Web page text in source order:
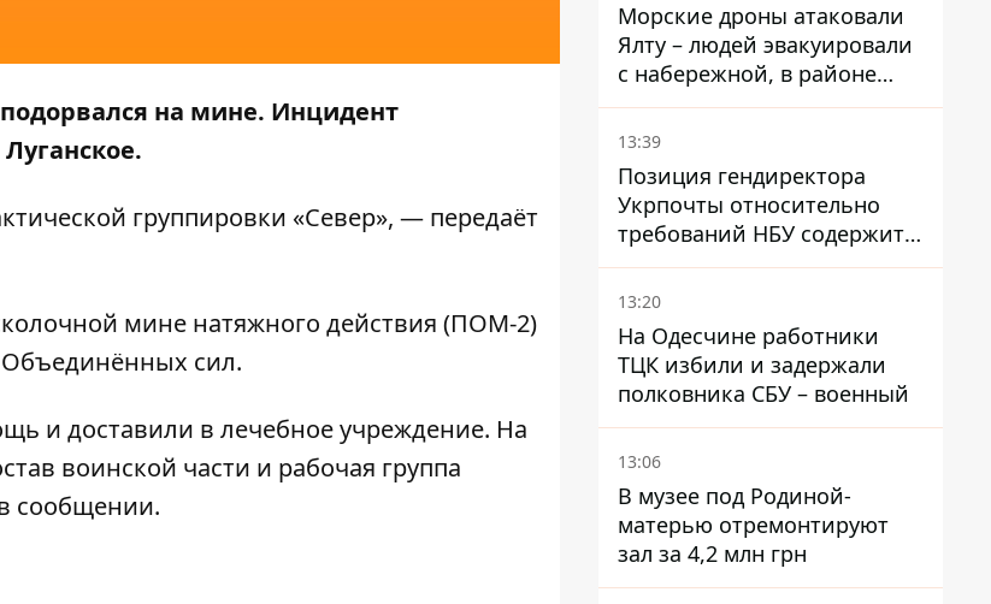
на мине. Инцидент
группировки «Север», — передаёт
мине натяжного действия (ПОМ-2)
сил.
и доставили в лечебное учреждение. На
воинской части и рабочая группа
сообщении.
Морские дроны атаковали
Ялту – людей эвакуировали
с набережной, в районе
порта сообщают о пожаре
13:39
Позиция гендиректора
Укрпочты относительно
требований НБУ содержит
серьезные нестыковки –
депутат Ольга Василевская-
13:20
На Одесчине работники
ТЦК избили и задержали
полковника СБУ – военный
13:06
В музее под Родиной-
матерью отремонтируют
зал за 4,2 млн грн